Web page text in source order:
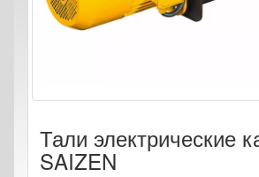
Тали электрические
SAIZEN